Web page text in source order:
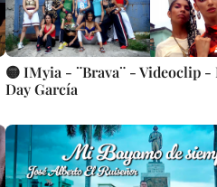
🟡 IMyia - ¨Brava¨ - Videoclip
Day García